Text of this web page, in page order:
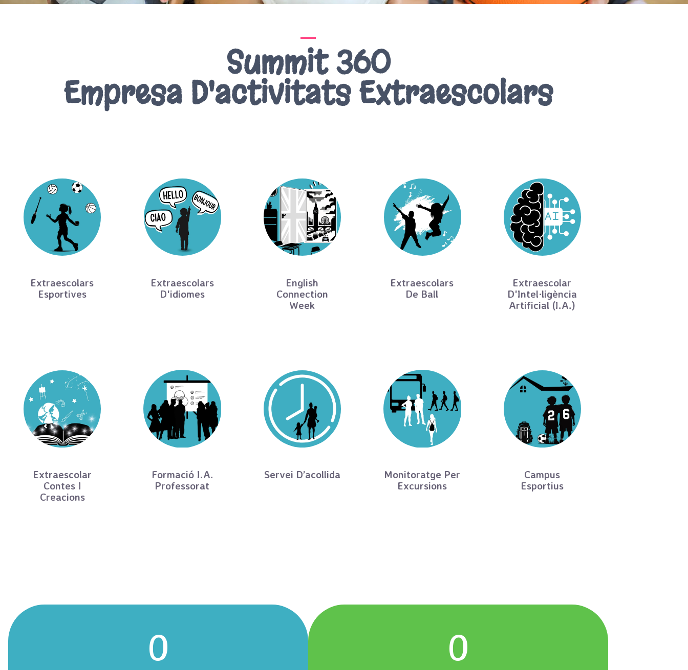
Summit 360
Empresa D'activitats Extraescolars
Extraescolars
Esportives
Extraescolars
D'idiomes
English
Connection
Week
Extraescolars
De Ball
Extraescolar
D'Intel·ligència
Artificial (I.A.)
Extraescolar
Contes I
Creacions
Formació I.A.
Professorat
Servei D’acollida
Monitoratge Per
Excursions
Campus
Esportius
0 0